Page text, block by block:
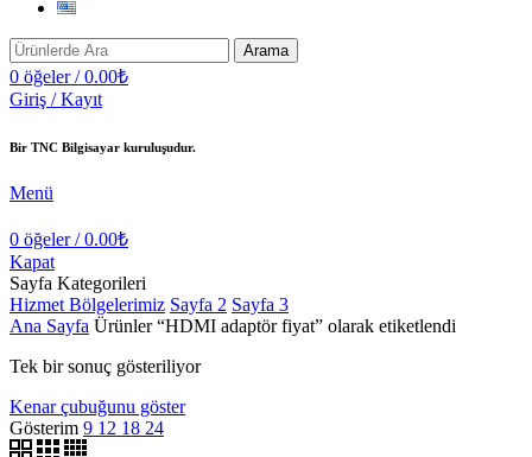
Arama
0 öğeler / 0.00₺
Giriş / Kayıt
Bir TNC Bilgisayar kuruluşudur.
Menü
0 öğeler / 0.00₺
Kapat
Sayfa Kategorileri
Hizmet Bölgelerimiz Sayfa 2 Sayfa 3
Ana Sayfa Ürünler “HDMI adaptör fiyat” olarak etiketlendi
Tek bir sonuç gösteriliyor
Kenar çubuğunu göster
Gösterim 9 12 18 24